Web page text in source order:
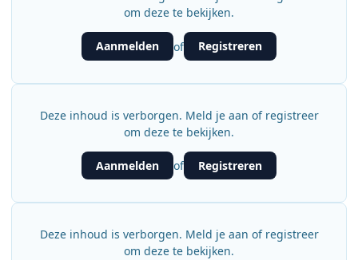
om deze te bekijken.
Aanmelden of Registreren
Deze inhoud is verborgen. Meld je aan of registreer
om deze te bekijken.
Aanmelden of Registreren
Deze inhoud is verborgen. Meld je aan of registreer
om deze te bekijken.